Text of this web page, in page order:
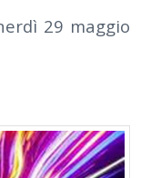
29 maggio